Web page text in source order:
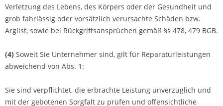
Verletzung des Lebens, des Körpers oder der Gesundheit und
grob fahrlässig oder vorsätzlich verursachte Schäden bzw.
Arglist, sowie bei Rückgriffsansprüchen gemäß §§ 478, 479 BGB.
(4) Soweit Sie Unternehmer sind, gilt für Reparaturleistungen
abweichend von Abs. 1:
Sie sind verpflichtet, die erbrachte Leistung unverzüglich und
mit der gebotenen Sorgfalt zu prüfen und offensichtliche